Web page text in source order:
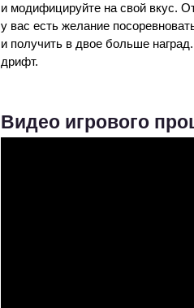
и модифицируйте на свой вкус.
у вас есть желание
и получить в двое больше наград.
дрифт.
Видео игрового